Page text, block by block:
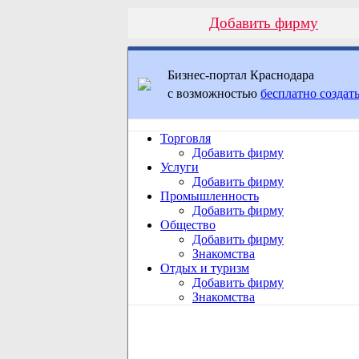
Добавить фирму
Бизнес-портал Краснодара
с возможностью бесплатно
Торговля
Добавить фирму
Услуги
Добавить фирму
Промышленность
Добавить фирму
Общество
Добавить фирму
Знакомства
Отдых и туризм
Добавить фирму
Знакомства